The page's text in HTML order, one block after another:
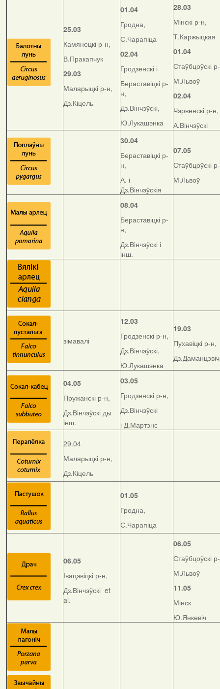
25.03
Камянецкі р-н,
В.Пракапчук
29.03
Маларыцкі р-н,
Дз.Кіцель
01.04
Гродна,
С.Чарапіца
02.04
Гродзенскі і
Бераставіцкі р-
н,
Дз.Вінчэўскі,
Ю.Лукашэнка
28.03
Мінскі р-н,
Т.Каржыцкая
01.04
Стаўбцоўскі
М.Львоў
02.04
Чэрвенскі р-н,
А.Вінчэўскі
30.04
Бераставіцкі р-
н,
А. і
Дз.Вінчэўскія
07.05
Стаўбцоўскі
М.Львоў
08.04
Бераставіцкі р-
н,
Дз.Вінчэўскі і
інш.
зімавалі
12.03
Гродзенскі р-н,
Дз.Вінчэўскі,
Ю.Лукашэнка
19.03
Пухавіцкі р-н,
Дз.Даманцэвіч
04.05
Пружанскі р-н,
Дз.Вінчэўскі ды
інш.
03.05
Гродзенскі р-н,
Дз.Вінчэўскі
і Д.Мартэнс
29.04
Маларыцкі р-н,
Дз.Кіцель
01.05
Гродна,
С.Чарапіца
06.05
Івацэвіцкі р-н,
Дз.Вінчэўскі et
al.
06.05
Стаўбцоўскі
М.Львоў
11.05
Мінск
Ю.Янкевіч